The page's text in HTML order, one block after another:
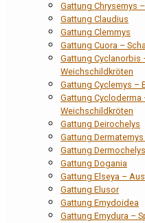
Gattung Chrysemys
Gattung Claudius
Gattung Clemmys
Gattung Cuora –
Gattung Cyclanorbis
Weichschildkröten
Gattung Cyclemys –
Gattung
Weichschildkröten
Gattung Deirochelys
Gattung
Gattung Dermochelys
Gattung Dogania
Gattung Elseya –
Gattung Elusor
Gattung Emydoidea
Gattung Emydura –